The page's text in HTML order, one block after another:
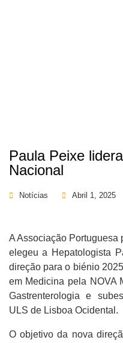
Paula Peixe
Nacional
Notícias Abril 1, 2025
A Associação Portuguesa
elegeu a Hepatologista
direção para o biénio
em Medicina pela NOVA
Gastrenterologia e
ULS de Lisboa Ocidental.
O objetivo da nova